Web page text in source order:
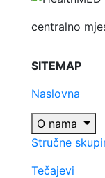
centralno
SITEMAP
Naslovna
O nama
Stručne
Tečajevi